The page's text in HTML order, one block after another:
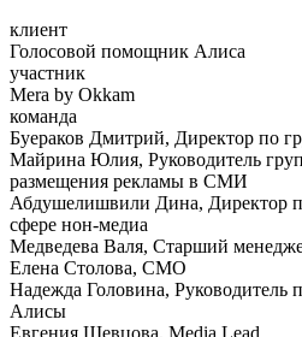
клиент
Голосовой помощник Алиса
участник
Mera by Okkam
команда
Буераков Дмитрий, Директор по
Майрина Юлия, Руководитель
размещения рекламы в СМИ
Абдушелишвили Дина, Директор
сфере нон-медиа
Медведева Валя, Старший
Елена Столова, CMO
Надежда Головина, Руководитель
Алисы
Евгения Шевцова, Media Lead